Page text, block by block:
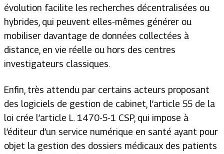
évolution facilite les recherches décentralisées ou
hybrides, qui peuvent elles-mêmes générer ou
mobiliser davantage de données collectées à
distance, en vie réelle ou hors des centres
investigateurs classiques.
Enfin, très attendu par certains acteurs proposant
des logiciels de gestion de cabinet, l’article 55 de la
loi crée l’article L. 1470-5-1 CSP, qui impose à
l’éditeur d’un service numérique en santé ayant pour
objet la gestion des dossiers médicaux des patients